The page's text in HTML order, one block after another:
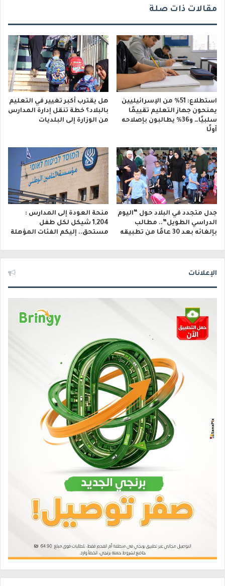
مقالات ذات صلة
استطلاع: 51% من الإسرائيليين
يمنحون جهاز التعليم تقييمًا
سلبيًا… و36% يطالبون بإصلاحه
أولًا
هل يقترب أكبر تغيير في التعليم
بالبلاد؟ خطة تنقل إدارة المدارس
من الوزارة إلى البلديات
جدل متجدد في البلاد حول “اليوم
الدراسي الطويل”.. مطالب
بإلغائه بعد 30 عامًا من تطبيقه
منحة العودة إلى المدارس :
1,204 شيكل لكل طفل
مستحق.. إليكم الفئات المؤهلة
الإعلانات